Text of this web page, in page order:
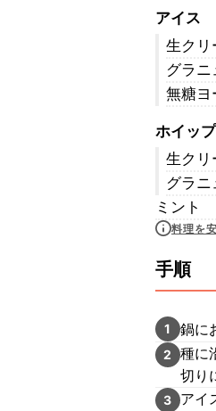
アイス
生クリ
グラ
無糖ヨ
ホイッ
生クリ
グラ
ミント
料理を
手順
1 鍋に
2
種に
切り
3
アイ